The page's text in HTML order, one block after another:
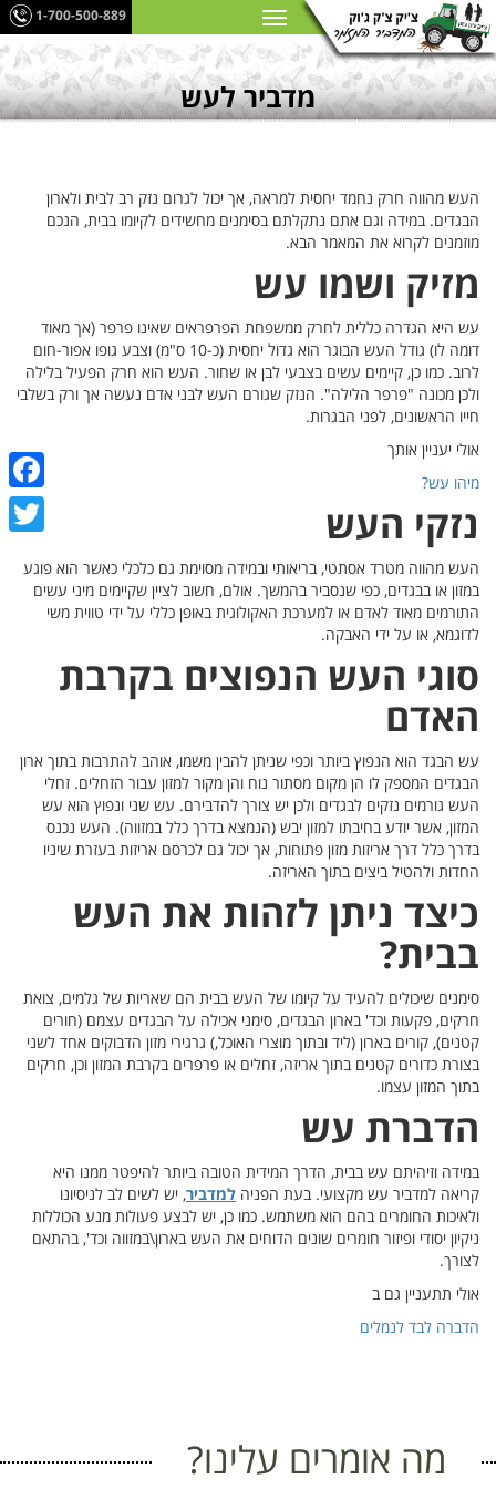
1-700-500-889
מדביר לעש
העש מהווה חרק נחמד יחסית למראה, אך יכול לגרום נזק רב לבית ולארון
הבגדים. במידה וגם אתם נתקלתם בסימנים מחשידים לקיומו בבית, הנכם
מוזמנים לקרוא את המאמר הבא.
מזיק ושמו עש
עש היא הגדרה כללית לחרק ממשפחת הפרפראים שאינו פרפר (אך מאוד
דומה לו) גודל העש הבוגר הוא גדול יחסית (כ-10 ס"מ) וצבע גופו אפור-חום
לרוב. כמו כן, קיימים עשים בצבעי לבן או שחור. העש הוא חרק הפעיל בלילה
ולכן מכונה "פרפר הלילה". הנזק שגורם העש לבני אדם נעשה אך ורק בשלבי
חייו הראשונים, לפני הבגרות.
אולי יעניין אותך
מיהו עש?
נזקי העש
העש מהווה מטרד אסתטי, בריאותי ובמידה מסוימת גם כלכלי כאשר הוא פוגע
במזון או בבגדים, כפי שנסביר בהמשך. אולם, חשוב לציין שקיימים מיני עשים
התורמים מאוד לאדם או למערכת האקולוגית באופן כללי על ידי טווית משי
לדוגמא, או על ידי האבקה.
סוגי העש הנפוצים בקרבת
האדם
עש הבגד הוא הנפוץ ביותר וכפי שניתן להבין משמו, אוהב להתרבות בתוך ארון
הבגדים המספק לו הן מקום מסתור נוח והן מקור למזון עבור הזחלים. זחלי
העש גורמים נזקים לבגדים ולכן יש צורך להדבירם. עש שני ונפוץ הוא עש
המזון, אשר יודע בחיבתו למזון יבש (הנמצא בדרך כלל במזווה). העש נכנס
בדרך כלל דרך אריזות מזון פתוחות, אך יכול גם לכרסם אריזות בעזרת שיניו
החדות ולהטיל ביצים בתוך האריזה.
כיצד ניתן לזהות את העש
בבית?
סימנים שיכולים להעיד על קיומו של העש בבית הם שאריות של גלמים, צואת
חרקים, פקעות וכד' בארון הבגדים, סימני אכילה על הבגדים עצמם (חורים
קטנים), קורים בארון (ליד ובתוך מוצרי האוכל,) גרגירי מזון הדבוקים אחד לשני
בצורת כדורים קטנים בתוך אריזה, זחלים או פרפרים בקרבת המזון וכן, חרקים
בתוך המזון עצמו.
הדברת עש
במידה וזיהיתם עש בבית, הדרך המידית הטובה ביותר להיפטר ממנו היא
קריאה למדביר עש מקצועי. בעת הפניה למדביר, יש לשים לב לניסיונו
ולאיכות החומרים בהם הוא משתמש. כמו כן, יש לבצע פעולות מנע הכוללות
ניקיון יסודי ופיזור חומרים שונים הדוחים את העש בארון\במזווה וכד', בהתאם
לצורך.
אולי תתעניין גם ב
הדברה לבד לנמלים
מה אומרים עלינו?